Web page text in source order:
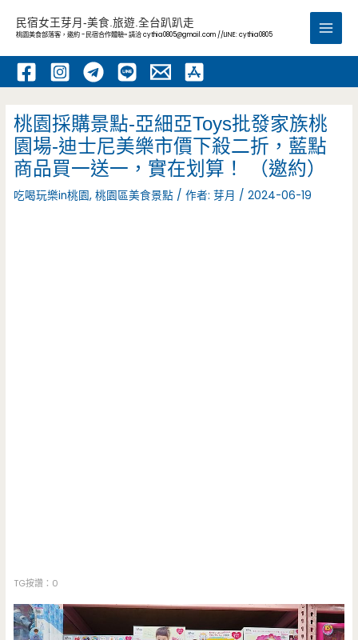
內
民宿女王芽月-美食.旅遊.全台趴趴走
桃園美食部落客，邀約 -民宿合作體驗~ 請洽cythia0805@gmail.com //LINE: cythia0805
Main
桃園採購景點-亞細亞Toys批發家族桃
園場-迪士尼美樂市價下殺二折，藍點
商品買一送一，實在划算！ （邀約）
吃喝玩樂in桃園,桃園區美食景點 / 作者:芽月 /2024-06-19
TG按讚：0